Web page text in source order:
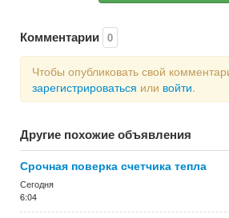
Комментарии 0
Чтобы опубликовать свой
зарегистрироваться или войти.
Другие похожие объявления
Срочная поверка счетчика тепла
Сегодня
6:04